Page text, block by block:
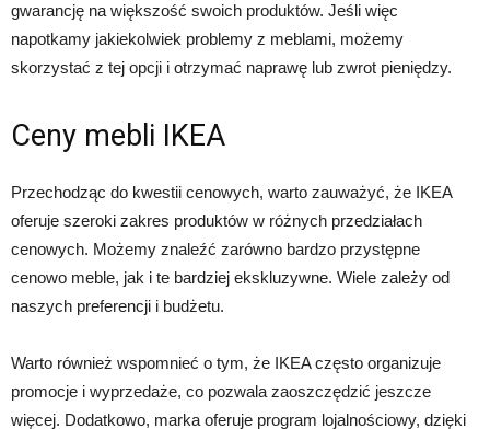
gwarancję na większość swoich produktów. Jeśli więc
napotkamy jakiekolwiek problemy z meblami, możemy
skorzystać z tej opcji i otrzymać naprawę lub zwrot pieniędzy.
Ceny mebli IKEA
Przechodząc do kwestii cenowych, warto zauważyć, że IKEA
oferuje szeroki zakres produktów w różnych przedziałach
cenowych. Możemy znaleźć zarówno bardzo przystępne
cenowo meble, jak i te bardziej ekskluzywne. Wiele zależy od
naszych preferencji i budżetu.
Warto również wspomnieć o tym, że IKEA często organizuje
promocje i wyprzedaże, co pozwala zaoszczędzić jeszcze
więcej. Dodatkowo, marka oferuje program lojalnościowy, dzięki